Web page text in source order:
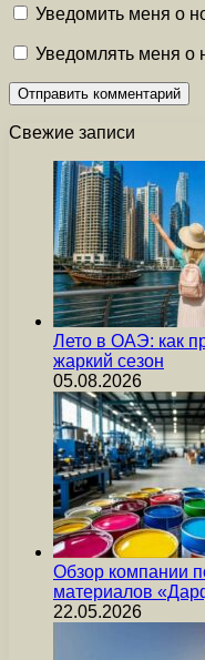
Уведомить меня о
Уведомлять меня о
Свежие записи
Лето в ОАЭ: как
жаркий сезон
05.08.2026
Обзор компании
материалов
22.05.2026